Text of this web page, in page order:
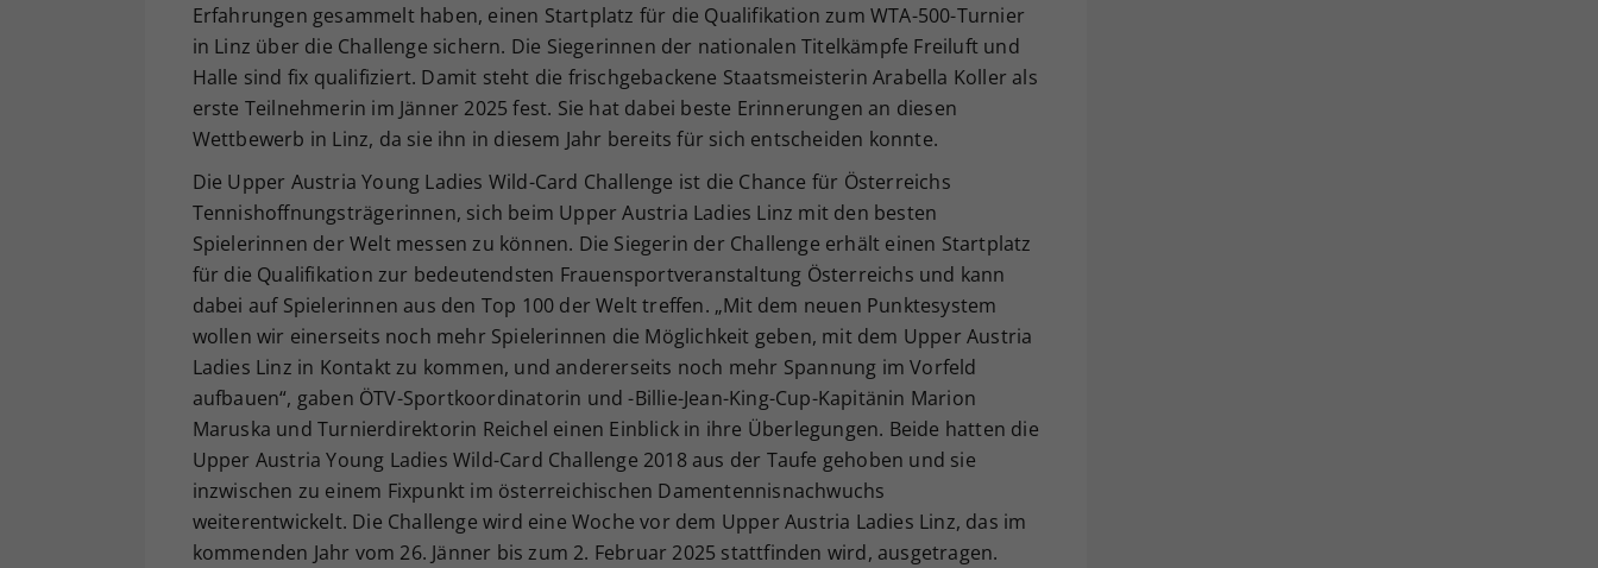
Erfahrungen gesammelt haben, einen Startplatz für die Qualifikation zum WTA-500-Turnier
in Linz über die Challenge sichern. Die Siegerinnen der nationalen Titelkämpfe Freiluft und
Halle sind fix qualifiziert. Damit steht die frischgebackene Staatsmeisterin Arabella Koller als
erste Teilnehmerin im Jänner 2025 fest. Sie hat dabei beste Erinnerungen an diesen
Wettbewerb in Linz, da sie ihn in diesem Jahr bereits für sich entscheiden konnte.
Die Upper Austria Young Ladies Wild-Card Challenge ist die Chance für Österreichs
Tennishoffnungsträgerinnen, sich beim Upper Austria Ladies Linz mit den besten
Spielerinnen der Welt messen zu können. Die Siegerin der Challenge erhält einen Startplatz
für die Qualifikation zur bedeutendsten Frauensportveranstaltung Österreichs und kann
dabei auf Spielerinnen aus den Top 100 der Welt treffen. „Mit dem neuen Punktesystem
wollen wir einerseits noch mehr Spielerinnen die Möglichkeit geben, mit dem Upper Austria
Ladies Linz in Kontakt zu kommen, und andererseits noch mehr Spannung im Vorfeld
aufbauen“, gaben ÖTV-Sportkoordinatorin und -Billie-Jean-King-Cup-Kapitänin Marion
Maruska und Turnierdirektorin Reichel einen Einblick in ihre Überlegungen. Beide hatten die
Upper Austria Young Ladies Wild-Card Challenge 2018 aus der Taufe gehoben und sie
inzwischen zu einem Fixpunkt im österreichischen Damentennisnachwuchs
weiterentwickelt. Die Challenge wird eine Woche vor dem Upper Austria Ladies Linz, das im
kommenden Jahr vom 26. Jänner bis zum 2. Februar 2025 stattfinden wird, ausgetragen.